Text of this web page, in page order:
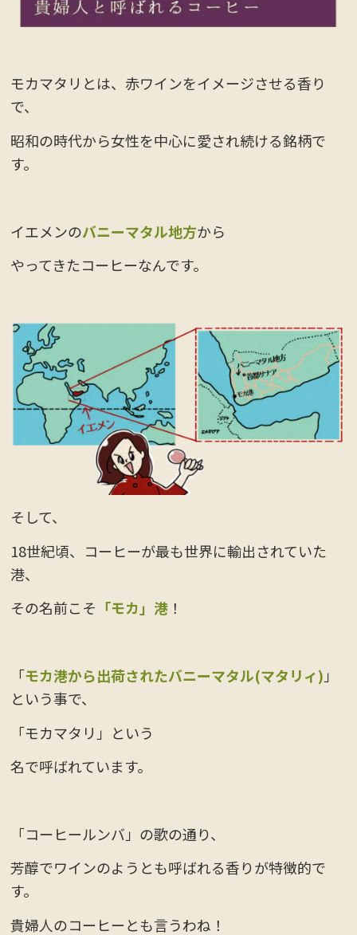
モカマタリとは、赤ワインをイメージさせる香り
で、
昭和の時代から女性を中心に愛され続ける銘柄で
す。
イエメンのバニーマタル地方から
やってきたコーヒーなんです。
そして、
18世紀頃、コーヒーが最も世界に輸出されていた
港、
その名前こそ 「モカ」港 ！
「モカ港から出荷されたバニーマタル(マタリィ) 」
という事で、
「モカマタリ」という
名で呼ばれています。
「コーヒールンバ」の歌の通り、
芳醇でワインのようとも呼ばれる香りが特徴的で
す。
貴婦人のコーヒーとも言うわね！